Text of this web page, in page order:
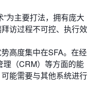
”为主要打法，拥有庞大
访过程不可控、执行效
高度集中在SFA。在经
（CRM）等方面的能
能需要与其他系统进行